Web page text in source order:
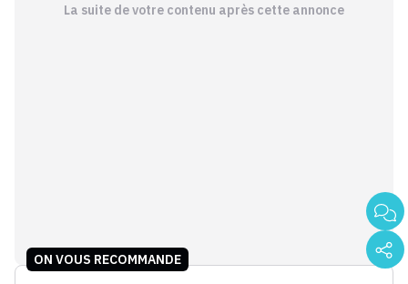
La suite de votre contenu après cette annonce
ON VOUS RECOMMANDE